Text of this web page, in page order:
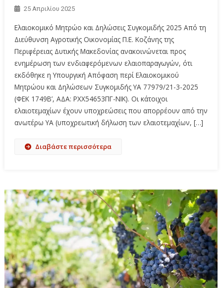
25 Απριλίου 2025
Ελαιοκομικό Μητρώο και Δηλώσεις Συγκομιδής 2025 Από τη
Διεύθυνση Αγροτικής Οικονομίας Π.Ε. Κοζάνης της
Περιφέρειας Δυτικής Μακεδονίας ανακοινώνεται προς
ενημέρωση των ενδιαφερόμενων ελαιοπαραγωγών, ότι
εκδόθηκε η Υπουργική Απόφαση περί Ελαιοκομικού
Μητρώου και Δηλώσεων Συγκομιδής ΥΑ 77979/21-3-2025
(ΦΕΚ 1749Β’, ΑΔΑ: ΡΧΧ54653ΠΓ-ΝΙΚ). Οι κάτοιχοι
ελαιοτεμαχίων έχουν υποχρεώσεις που απορρέουν από την
ανωτέρω ΥΑ (υποχρεωτική δήλωση των ελαιοτεμαχίων, […]
Διαβάστε περισσότερα